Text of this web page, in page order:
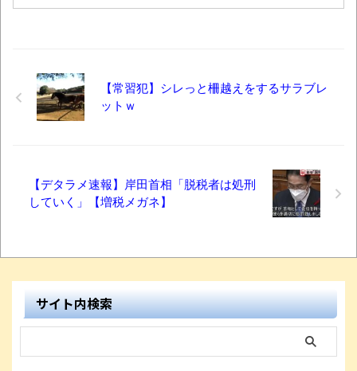
【常習犯】シレっと柵越えをするサラブレ
ットｗ
【デタラメ速報】岸田首相「脱税者は処刑
していく」【増税メガネ】
サイト内検索